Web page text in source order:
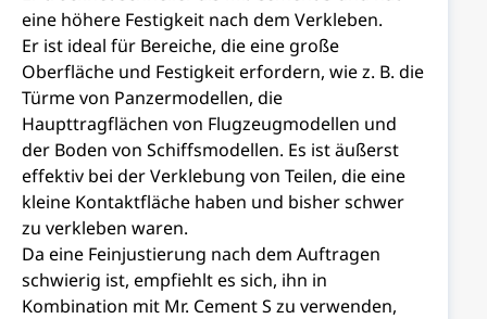
eine höhere Festigkeit nach dem Verkleben.
Er ist ideal für Bereiche, die eine große
Oberfläche und Festigkeit erfordern, wie z. B. die
Türme von Panzermodellen, die
Haupttragflächen von Flugzeugmodellen und
der Boden von Schiffsmodellen. Es ist äußerst
effektiv bei der Verklebung von Teilen, die eine
kleine Kontaktfläche haben und bisher schwer
zu verkleben waren.
Da eine Feinjustierung nach dem Auftragen
schwierig ist, empfiehlt es sich, ihn in
Kombination mit Mr. Cement S zu verwenden,